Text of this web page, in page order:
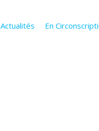
Actualités En